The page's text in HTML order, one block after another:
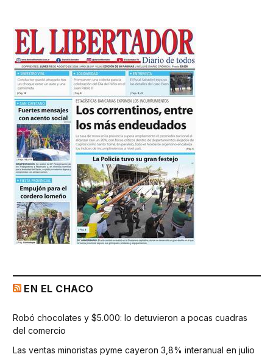
EN EL CHACO
Robó chocolates y $5.000: lo detuvieron a pocas cuadras
del comercio
Las ventas minoristas pyme cayeron 3,8% interanual en julio